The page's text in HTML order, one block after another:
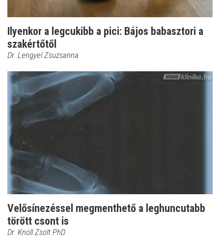
Ilyenkor a legcukibb a pici: Bájos babasztori a
szakértőtől
Dr. Lengyel Zsuzsanna
Velősínezéssel megmenthető a leghuncutabb
törött csont is
Dr. Knoll Zsolt PhD